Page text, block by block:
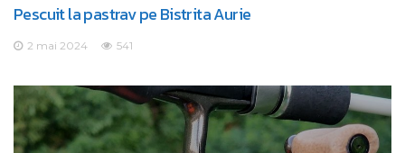
Pescuit la pastrav pe Bistrita Aurie
2 mai 2024 541